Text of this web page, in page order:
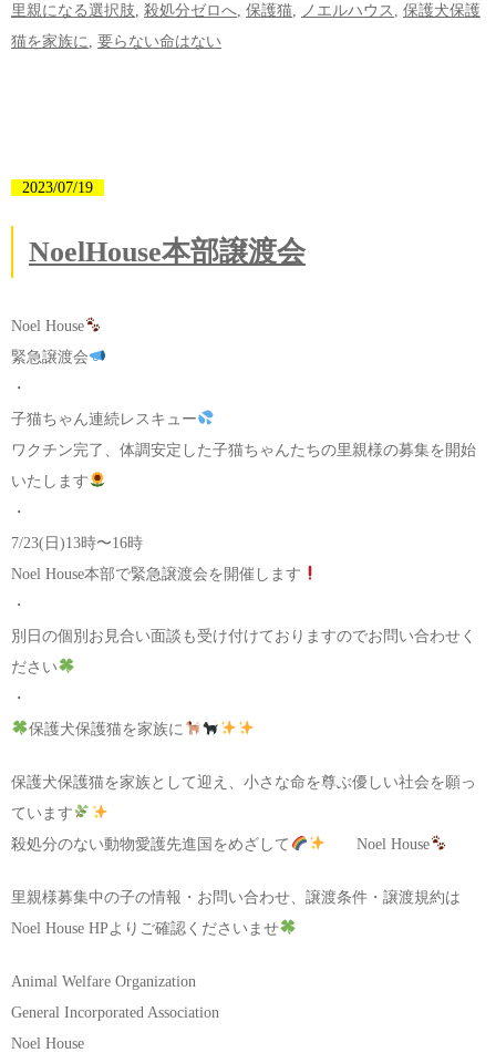
里親になる選択肢 殺処分ゼロへ 保護猫 ノエルハウス
保護犬保護
猫を家族に
要らない命はない
2023/07/19
NoelHouse本部譲渡会
Noel House
緊急譲渡会
・
子猫ちゃん連続レスキュー
ワクチン完了、体調安定した子猫ちゃんたちの里親様の募集を開始
いたします
・
7/23(日)13時〜16時
Noel House本部で緊急譲渡会を開催します
・
別日の個別お見合い面談も受け付けておりますのでお問い合わせく
ださい
・
保護犬保護猫を家族に
保護犬保護猫を家族として迎え、小さな命を尊ぶ優しい社会を願っ
ています
殺処分のない動物愛護先進国をめざして
Noel House
里親様募集中の子の情報・お問い合わせ、譲渡条件・譲渡規約は
Noel House HPよりご確認くださいませ
Animal Welfare Organization
General Incorporated Association
Noel House